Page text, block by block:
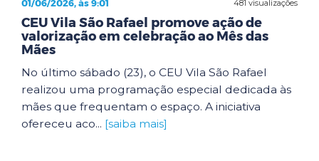
481 visualizações
01/06/2026, às 9:01
CEU Vila São Rafael promove ação de
valorização em celebração ao Mês das
Mães
No último sábado (23), o CEU Vila São Rafael
realizou uma programação especial dedicada às
mães que frequentam o espaço. A iniciativa
ofereceu aco... [saiba mais]